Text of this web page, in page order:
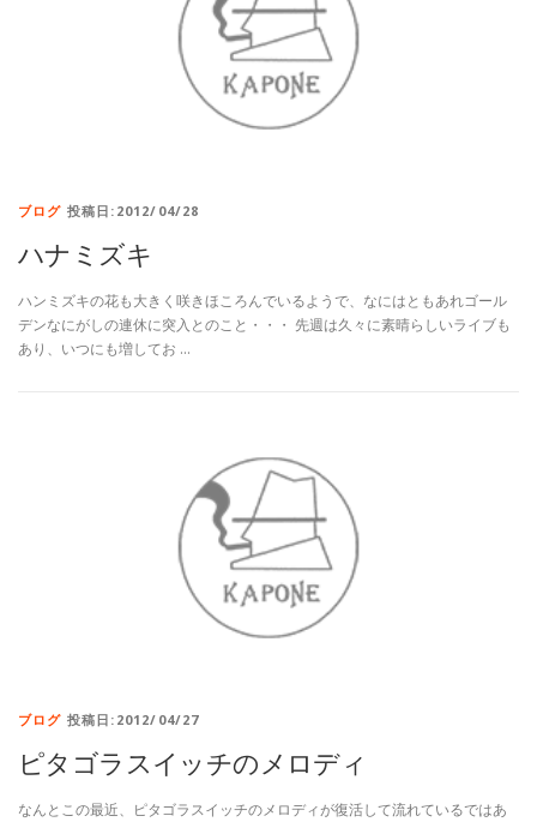
ブログ 投稿日:2012/04/28
ハナミズキ
ハンミズキの花も大きく咲きほころんでいるようで、なにはともあれゴール
デンなにがしの連休に突入とのこと・・・ 先週は久々に素晴らしいライブも
あり、いつにも増してお …
ブログ 投稿日:2012/04/27
ピタゴラスイッチのメロディ
なんとこの最近、ピタゴラスイッチのメロディが復活して流れているではあ